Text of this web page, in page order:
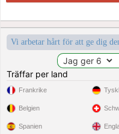
Vi arbetar hårt för att ge dig
Träffar per land
Frankrike
Belgien
Spanien